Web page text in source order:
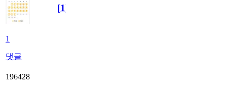
1
댓글
[1]
196428